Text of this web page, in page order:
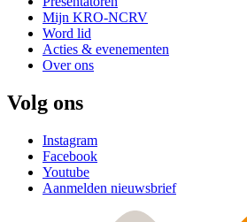
Mijn KRO-NCRV
Word lid
Acties & evenementen
Over ons
Volg ons
Instagram
Facebook
Youtube
Aanmelden nieuwsbrief